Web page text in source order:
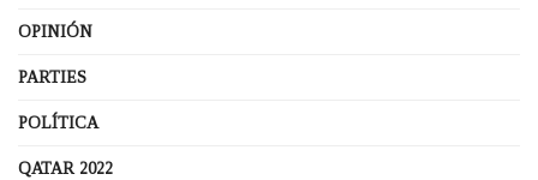
OPINIÓN
PARTIES
POLÍTICA
QATAR 2022